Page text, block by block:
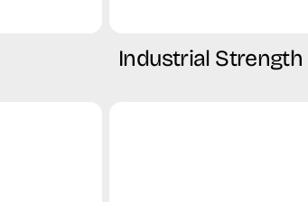
Industrial Strength